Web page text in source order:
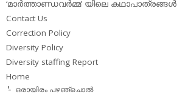
‘മാര്‍ത്താണ്ഡവര്‍മ്മ’ യിലെ കഥാപാത്രങ്ങള്‍
Contact Us
Correction Policy
Diversity Policy
Diversity staffing Report
Home
ഒരായിരം പഴഞ്ചൊല്‍